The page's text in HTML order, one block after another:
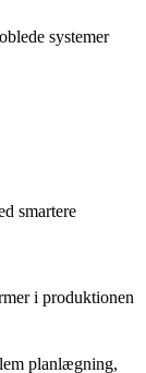
systemer
smartere
i produktionen
planlægning,